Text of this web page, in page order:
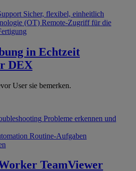
Sicher, flexibel, einheitlich
(OT) Remote-Zugriff für die
in Echtzeit
DEX
User sie bemerken.
Probleme erkennen und
Routine-Aufgaben
TeamViewer